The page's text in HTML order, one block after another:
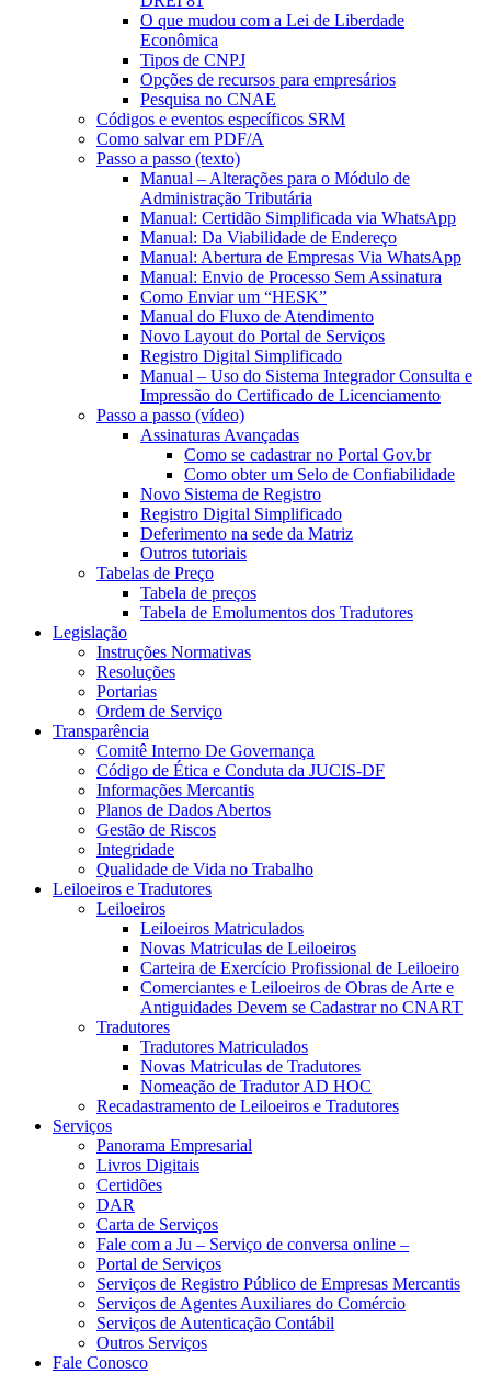
O que mudou com a Lei de Liberdade
Econômica
Tipos de CNPJ
Opções de recursos para empresários
Pesquisa no CNAE
Códigos e eventos específicos SRM
Como salvar em PDF/A
Passo a passo (texto)
Manual – Alterações para o Módulo de
Administração Tributária
Manual: Certidão Simplificada via WhatsApp
Manual: Da Viabilidade de Endereço
Manual: Abertura de Empresas Via WhatsApp
Manual: Envio de Processo Sem Assinatura
Como Enviar um “HESK”
Manual do Fluxo de Atendimento
Novo Layout do Portal de Serviços
Registro Digital Simplificado
Manual – Uso do Sistema Integrador Consulta e
Impressão do Certificado de Licenciamento
Passo a passo (vídeo)
Assinaturas Avançadas
Como se cadastrar no Portal Gov.br
Como obter um Selo de Confiabilidade
Novo Sistema de Registro
Registro Digital Simplificado
Deferimento na sede da Matriz
Outros tutoriais
Tabelas de Preço
Tabela de preços
Tabela de Emolumentos dos Tradutores
Legislação
Instruções Normativas
Resoluções
Portarias
Ordem de Serviço
Transparência
Comitê Interno De Governança
Código de Ética e Conduta da JUCIS-DF
Informações Mercantis
Planos de Dados Abertos
Gestão de Riscos
Integridade
Qualidade de Vida no Trabalho
Leiloeiros e Tradutores
Leiloeiros
Leiloeiros Matriculados
Novas Matriculas de Leiloeiros
Carteira de Exercício Profissional de Leiloeiro
Comerciantes e Leiloeiros de Obras de Arte e
Antiguidades Devem se Cadastrar no CNART
Tradutores
Tradutores Matriculados
Novas Matriculas de Tradutores
Nomeação de Tradutor AD HOC
Recadastramento de Leiloeiros e Tradutores
Serviços
Panorama Empresarial
Livros Digitais
Certidões
DAR
Carta de Serviços
Fale com a Ju – Serviço de conversa online –
Portal de Serviços
Serviços de Registro Público de Empresas Mercantis
Serviços de Agentes Auxiliares do Comércio
Serviços de Autenticação Contábil
Outros Serviços
Fale Conosco